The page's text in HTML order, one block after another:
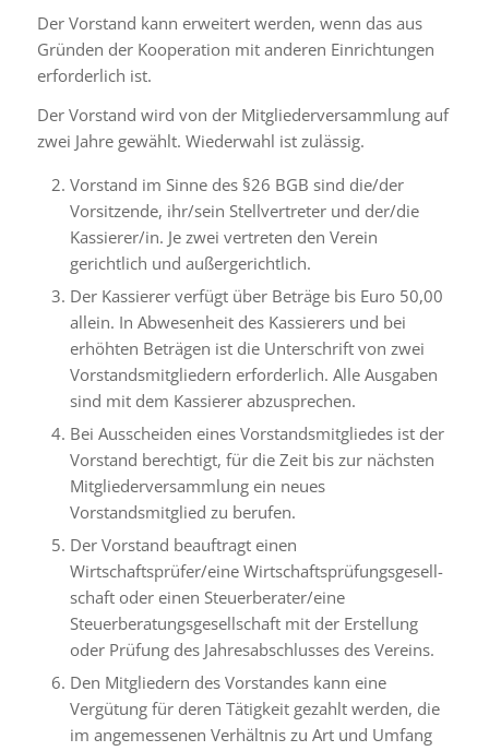
Der Vorstand kann erweitert werden, wenn das aus
Gründen der Kooperation mit anderen Einrichtungen
erforderlich ist.
Der Vorstand wird von der Mitgliederversammlung auf
zwei Jahre gewählt. Wiederwahl ist zulässig.
Vorstand im Sinne des §26 BGB sind die/der
Vorsitzende, ihr/sein Stellvertreter und der/die
Kassierer/in. Je zwei vertreten den Verein
gerichtlich und außergerichtlich.
Der Kassierer verfügt über Beträge bis Euro 50,00
allein. In Abwesenheit des Kassierers und bei
erhöhten Beträgen ist die Unterschrift von zwei
Vorstandsmitgliedern erforderlich. Alle Ausgaben
sind mit dem Kassierer abzusprechen.
Bei Ausscheiden eines Vorstandsmitgliedes ist der
Vorstand berechtigt, für die Zeit bis zur nächsten
Mitgliederversammlung ein neues
Vorstandsmitglied zu berufen.
Der Vorstand beauftragt einen
Wirtschaftsprüfer/eine Wirtschaftsprüfungsgesell-
schaft oder einen Steuerberater/eine
Steuerberatungsgesellschaft mit der Erstellung
oder Prüfung des Jahresabschlusses des Vereins.
Den Mitgliedern des Vorstandes kann eine
Vergütung für deren Tätigkeit gezahlt werden, die
im angemessenen Verhältnis zu Art und Umfang